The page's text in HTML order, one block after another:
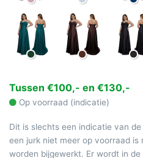
Tussen €100,- en €130,-
Op voorraad (indicatie)
Dit is slechts een indicatie van
een jurk niet meer op voorraad is
worden bijgewerkt. Er wordt in